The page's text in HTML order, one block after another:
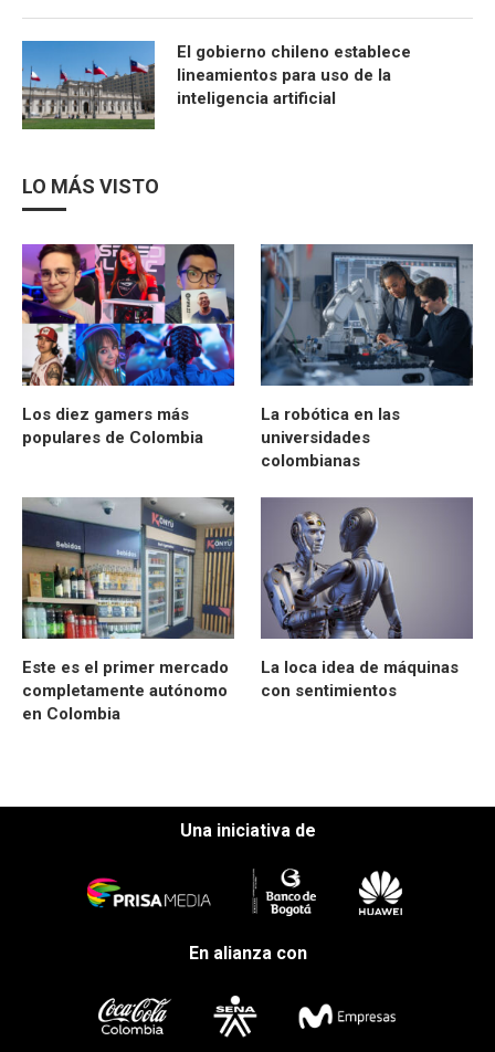
El gobierno chileno establece
lineamientos para uso de la
inteligencia artificial
LO MÁS VISTO
Los diez gamers más
populares de Colombia
La robótica en las
universidades
colombianas
Este es el primer mercado
completamente autónomo
en Colombia
La loca idea de máquinas
con sentimientos
Una iniciativa de
En alianza con